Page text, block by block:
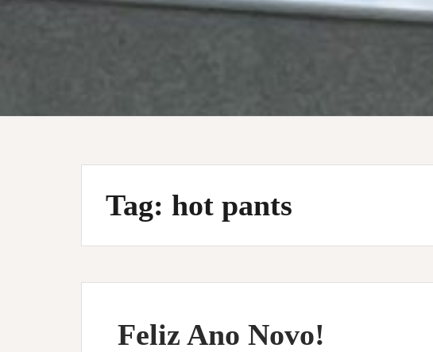
Tag: hot pants
Feliz Ano Novo!